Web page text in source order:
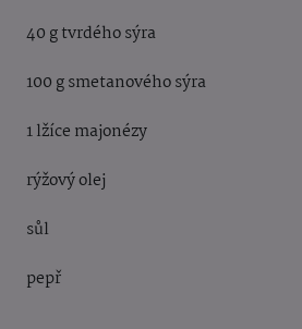
40 g tvrdého sýra
100 g smetanového sýra
1 lžíce majonézy
rýžový olej
sůl
pepř